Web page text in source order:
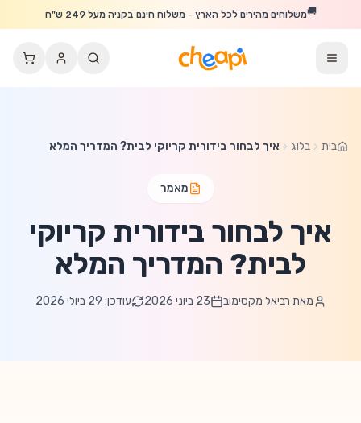
דלג לתוכן הראשי
🚚משלוחים מהירים לכל הארץ - משלוח חינם בקניה מעל 249 ש"ח
בית בלוג איך לבחור בידורית קריוקי לבית? המדריך המלא
מאמר
איך לבחור בידורית קריוקי
לבית? המדריך המלא
מאת רביאל מקסימוב 23 ביוני 2026 עודכן: 29 ביולי 2026